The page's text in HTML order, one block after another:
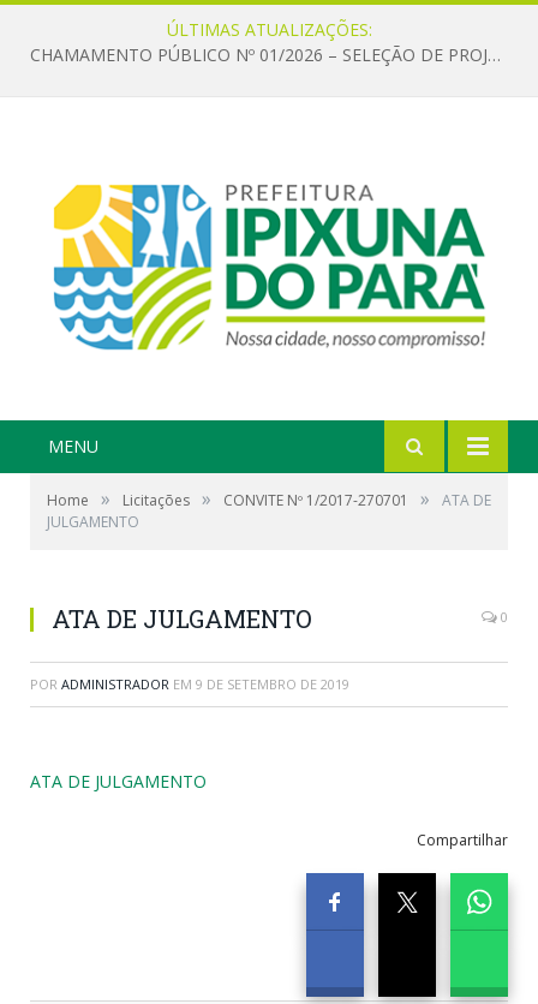
ÚLTIMAS ATUALIZAÇÕES:
CHAMAMENTO PÚBLICO Nº 01/2026 – SELEÇÃO DE PROJETOS PARA FIRMAR TERMO DE EXECUÇÃO CULTURAL COM RECURSOS DA POLÍTICA NACIONAL ALDIR BLANC DE FOMENTO À CULTURA – PNAB (LEI Nº 14.399/2022)
MENU
Home » Licitações » CONVITE Nº 1/2017-270701 »
ATA DE
JULGAMENTO
ATA DE JULGAMENTO 0
POR ADMINISTRADOR EM 9 DE SETEMBRO DE 2019
ATA DE JULGAMENTO
Compartilhar